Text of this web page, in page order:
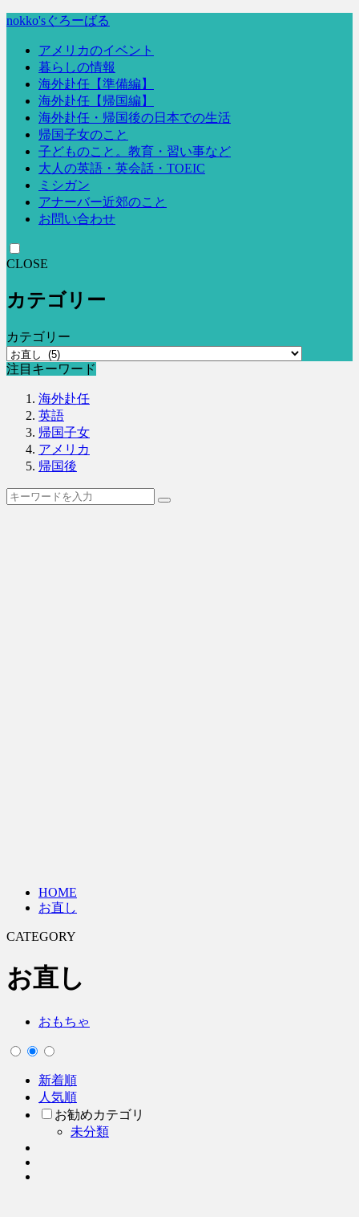
nokko'sぐろーばる
アメリカのイベント
暮らしの情報
海外赴任【準備編】
海外赴任【帰国編】
海外赴任・帰国後の日本での生活
帰国子女のこと
子どものこと。教育・習い事など
大人の英語・英会話・TOEIC
ミシガン
アナーバー近郊のこと
お問い合わせ
CLOSE
カテゴリー
カテゴリー
注目キーワード
海外赴任
英語
帰国子女
アメリカ
帰国後
HOME
お直し
CATEGORY
お直し
おもちゃ
新着順
人気順
お勧めカテゴリ
未分類